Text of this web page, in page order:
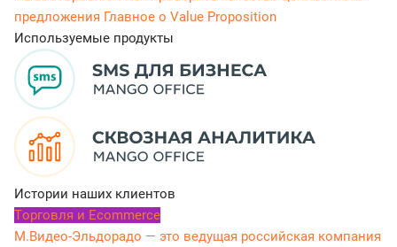
предложения Главное о Value Proposition
Используемые продукты
Истории наших клиентов
Tорговля и Ecommerce
М.Видео-Эльдорадо — это ведущая российская компания